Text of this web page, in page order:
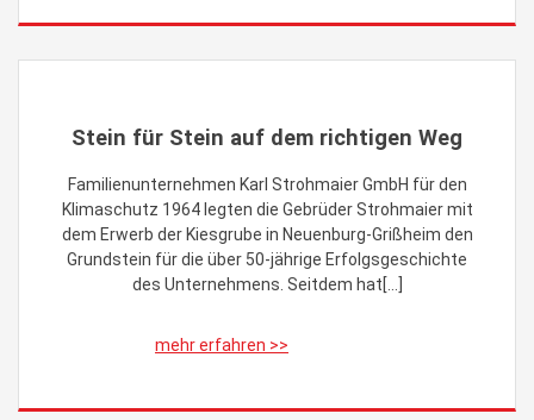
Stein für Stein auf dem richtigen Weg
Familienunternehmen Karl Strohmaier GmbH für den
Klimaschutz 1964 legten die Gebrüder Strohmaier mit
dem Erwerb der Kiesgrube in Neuenburg-Grißheim den
Grundstein für die über 50-jährige Erfolgsgeschichte
des Unternehmens. Seitdem hat[…]